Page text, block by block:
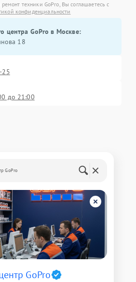
техники GoPro, Вы соглашаетесь с
конфиденциальности
центра GoPro в Москве:
18
25
до 21:00
GoPro
GoPro